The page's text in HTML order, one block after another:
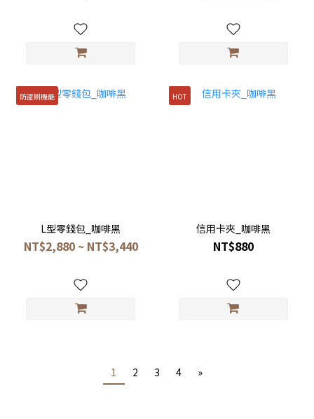
防盜刷機能
L型零錢包_咖啡黑
NT$2,880 ~ NT$3,440
HOT
信用卡夾_咖啡黑
NT$880
1 2 3 4 »